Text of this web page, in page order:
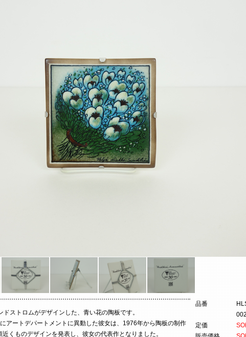
品番
002
定価
ストロムがデザインした、青い花の陶板です。
アートデパートメントに異動した彼女は、1976年から陶板の制作
くものデザインを発表し、彼女の代表作となりました。